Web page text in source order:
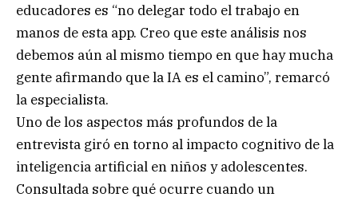
educadores es “no delegar todo el trabajo en
manos de esta app. Creo que este análisis nos
debemos aún al mismo tiempo en que hay mucha
gente afirmando que la IA es el camino”, remarcó
la especialista.
Uno de los aspectos más profundos de la
entrevista giró en torno al impacto cognitivo de la
inteligencia artificial en niños y adolescentes.
Consultada sobre qué ocurre cuando un